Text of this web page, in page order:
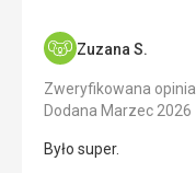
Zuzana S.
Zweryfikowana opinia
Dodana Marzec 2026
Było super.